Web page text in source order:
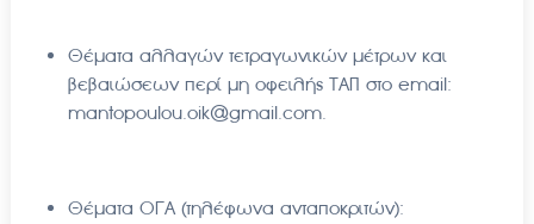
Θέματα αλλαγών τετραγωνικών μέτρων και
βεβαιώσεων περί μη οφειλής ΤΑΠ στο email:
mantopoulou.oik@gmail.com.
Θέματα ΟΓΑ (τηλέφωνα ανταποκριτών):